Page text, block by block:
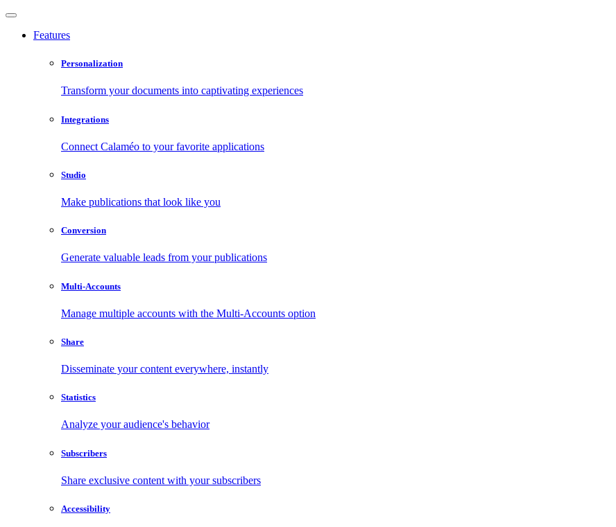
Features
Personalization
Transform your documents into captivating experiences
Integrations
Connect Calaméo to your favorite applications
Studio
Make publications that look like you
Conversion
Generate valuable leads from your publications
Multi-Accounts
Manage multiple accounts with the Multi-Accounts option
Share
Disseminate your content everywhere, instantly
Statistics
Analyze your audience's behavior
Subscribers
Share exclusive content with your subscribers
Accessibility